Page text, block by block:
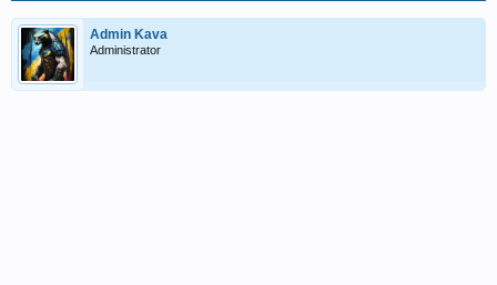
Admin Kava
Administrator